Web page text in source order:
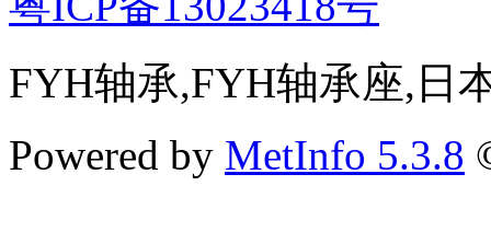
FYH轴承,FYH轴承座,日
Powered by MetInfo 5.3.8